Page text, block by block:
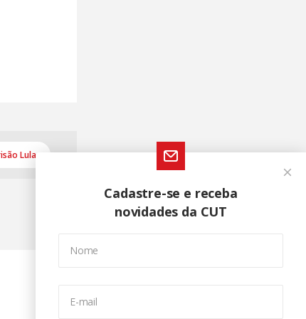
Lula
Cadastre-se e receba
novidades da CUT
Nome
E-mail